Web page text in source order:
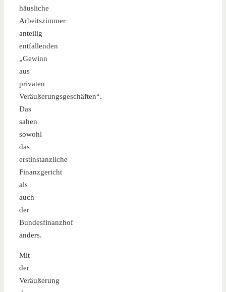
häusliche
Arbeitszimmer
anteilig
entfallenden
„Gewinn
aus
privaten
Veräußerungsgeschäften“.
Das
sahen
sowohl
das
erstinstanzliche
Finanzgericht
als
auch
der
Bundesfinanzhof
anders.
Mit
der
Veräußerung